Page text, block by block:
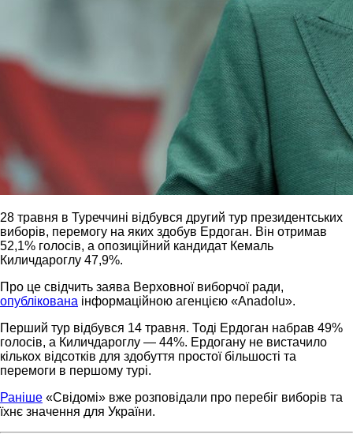
28 травня в Туреччині відбувся другий тур президентських
виборів, перемогу на яких здобув Ердоган. Він отримав
52,1% голосів, а опозиційний кандидат Кемаль
Киличдароглу 47,9%.
Про це свідчить заява Верховної виборчої ради,
опублікована інформаційною агенцією «Anadolu».
Перший тур відбувся 14 травня. Тоді Ердоган набрав 49%
голосів, а Киличдароглу — 44%. Ердогану не вистачило
кількох відсотків для здобуття простої більшості та
перемоги в першому турі.
Раніше «Свідомі» вже розповідали про перебіг виборів та
їхнє значення для України.